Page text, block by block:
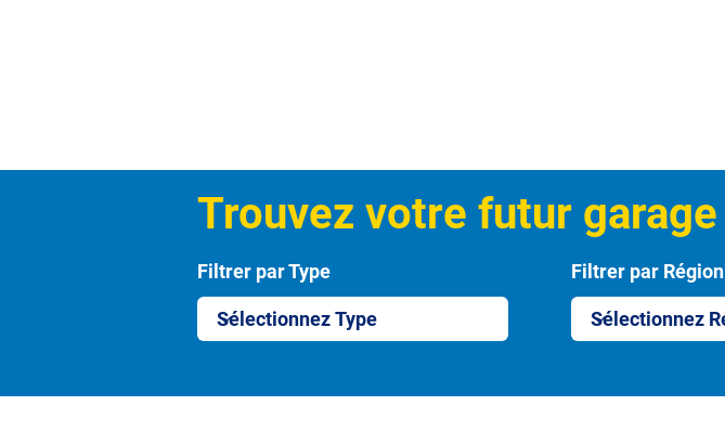
Trouvez votre futur garage
Filtrer par Type Filtrer par Région